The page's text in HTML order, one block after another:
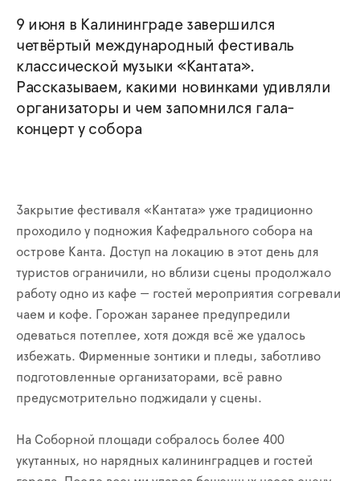
9 июня в Калининграде завершился
четвёртый международный фестиваль
классической музыки «Кантата».
Рассказываем, какими новинками удивляли
организаторы и чем запомнился гала-
концерт у собора
Закрытие фестиваля «Кантата» уже традиционно
проходило у подножия Кафедрального собора на
острове Канта. Доступ на локацию в этот день для
туристов ограничили, но вблизи сцены продолжало
работу одно из кафе — гостей мероприятия согревали
чаем и кофе. Горожан заранее предупредили
одеваться потеплее, хотя дождя всё же удалось
избежать. Фирменные зонтики и пледы, заботливо
подготовленные организаторами, всё равно
предусмотрительно поджидали у сцены.
На Соборной площади собралось более 400
укутанных, но нарядных калининградцев и гостей